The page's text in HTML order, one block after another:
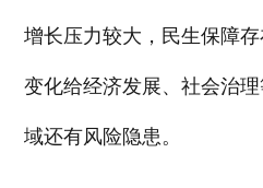
增长压力较大，民生保障
变化给经济发展、社会治
域还有风险隐患。